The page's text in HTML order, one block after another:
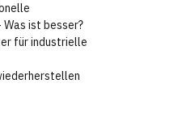
ist besser?
für industrielle